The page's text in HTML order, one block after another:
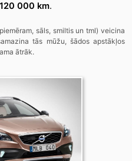
120 000 km.
sāls, smiltis un tml) veicina
tās mūžu, šādos apstākļos
ātrāk.